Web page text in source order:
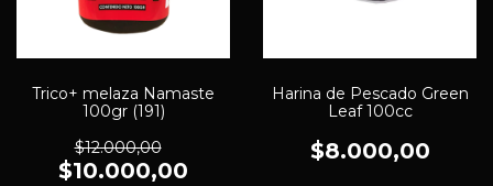
Trico+ melaza Namaste
100gr (191)
$12.000,00
$10.000,00
Harina de Pescado Green
Leaf 100cc
$8.000,00